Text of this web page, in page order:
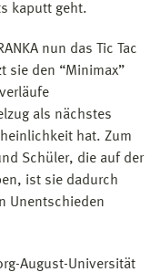
kaputt geht.
nun das Tic Tac
sie den “Minimax”
als nächstes
hat. Zum
Schüler, die auf der
ist sie dadurch
Unentschieden
August-Universität